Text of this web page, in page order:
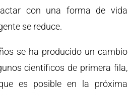
con una forma de vida
se reduce.
se ha producido un cambio
científicos de primera fila,
es posible en la próxima